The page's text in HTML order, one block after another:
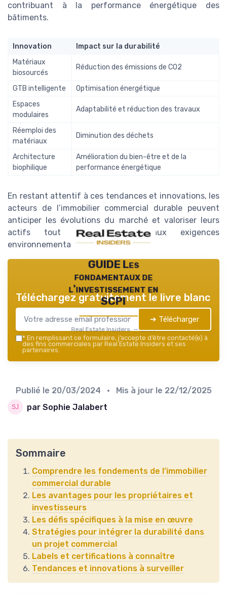
contribuant à la performance énergétique des
bâtiments.
Innovation
Impact sur la durabilité
Matériaux
biosourcés
Réduction des émissions de CO2
GTB intelligente
Optimisation énergétique
Espaces
modulaires
Adaptabilité et réduction des travaux
Réemploi des
matériaux
Diminution des déchets
Architecture
biophilique
Amélioration du bien-être et de la
performance énergétique
En restant attentif à ces tendances et innovations, les
acteurs de l’immobilier commercial durable peuvent
anticiper les évolutions du marché et valoriser leurs
actifs tout en répondant aux exigences
environnementales croissantes.
GUIDE Les
fondamentaux de
l'investissement en
SCPI
Real Estate Insiders — 2026
Téléchargez gratuitement le livre blanc
➔ Télécharger
* En remplissant ce formulaire, j’accepte d’être contacté(e) à
des fins commerciales par Real Estate Insiders et ses
partenaires.
Publié le 20/03/2024 • Mis à jour le 22/12/2025
par Sophie Jalabert
Sommaire
Comprendre les fondements de l’immobilier
commercial durable
Les avantages pour les propriétaires et
investisseurs
Les défis spécifiques à la mise en œuvre
Stratégies pour intégrer la durabilité dans
un projet commercial
Labels et certifications à connaître
Tendances et innovations à surveiller